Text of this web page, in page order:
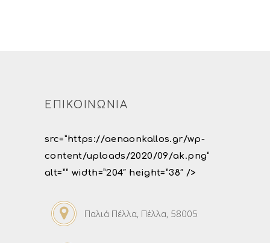
ΕΠΙΚΟΙΝΩΝΙΑ
src=”https://aenaonkallos.gr/wp-
content/uploads/2020/09/ak.png”
alt=”” width=”204″ height=”38″ />
Παλιά Πέλλα, Πέλλα, 58005